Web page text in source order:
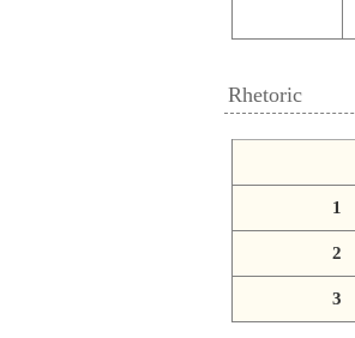
Rhetoric
1
2
3